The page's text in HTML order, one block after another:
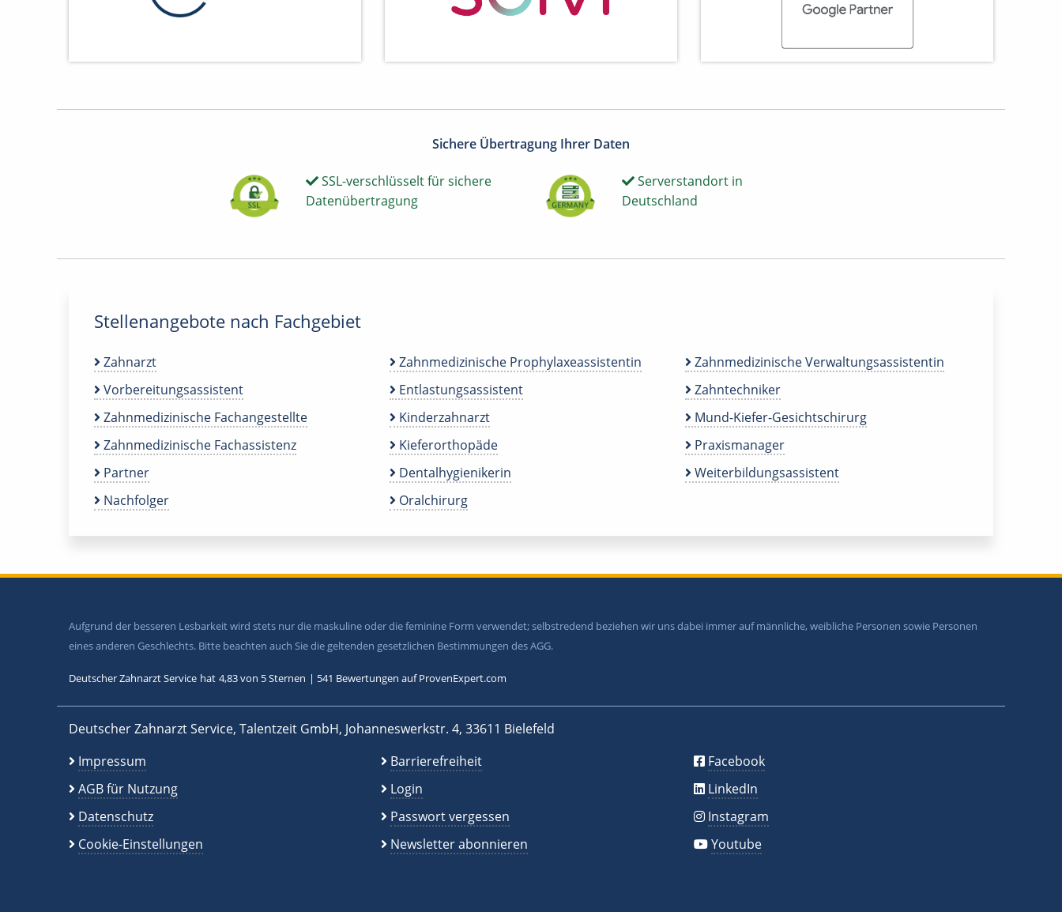
Sichere Übertragung Ihrer Daten
SSL-verschlüsselt für sichere
Datenübertragung
Serverstandort in
Deutschland
Stellenangebote nach Fachgebiet
Zahnarzt
Vorbereitungsassistent
Zahnmedizinische Fachangestellte
Zahnmedizinische Fachassistenz
Partner
Nachfolger
Zahnmedizinische Prophylaxeassistentin
Entlastungsassistent
Kinderzahnarzt
Kieferorthopäde
Dentalhygienikerin
Oralchirurg
Zahnmedizinische Verwaltungsassistentin
Zahntechniker
Mund-Kiefer-Gesichtschirurg
Praxismanager
Weiterbildungsassistent
Aufgrund der besseren Lesbarkeit wird stets nur die maskuline oder die feminine Form verwendet; selbstredend beziehen wir uns dabei immer auf männliche, weibliche Personen sowie Personen
eines anderen Geschlechts. Bitte beachten auch Sie die geltenden gesetzlichen Bestimmungen des AGG.
Deutscher Zahnarzt Service hat 4,83von 5Sternen | 541 Bewertungen auf ProvenExpert.com
Deutscher Zahnarzt Service, Talentzeit GmbH, Johanneswerkstr. 4, 33611 Bielefeld
Impressum
AGB für Nutzung
Datenschutz
Cookie-Einstellungen
Barrierefreiheit
Login
Passwort vergessen
Newsletter abonnieren
Facebook
LinkedIn
Instagram
Youtube